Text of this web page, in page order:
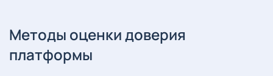
Методы оценки доверия
платформы